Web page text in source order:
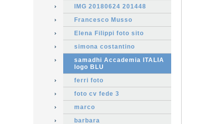
IMG 20180624 201448
Francesco Musso
Elena Filippi foto sito
simona costantino
samadhi Accademia ITALIA
logo BLU
ferri foto
foto cv fede 3
marco
barbara